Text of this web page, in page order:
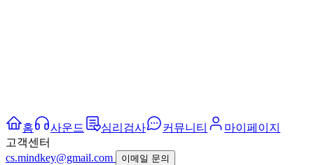
홈 사운드 심리검사 커뮤니티
마이페이지
고객센터
cs.mindkey@gmail.com
이메일 문의